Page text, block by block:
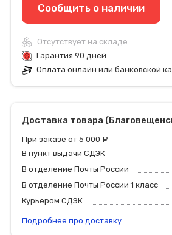
Сообщить o наличии
Отсутствует на складе
Гарантия 90 дней
Оплата онлайн или банковской
Доставка товара
При заказе от 5 000
В пункт выдачи СДЭК
В отделение Почты России
В отделение Почты России 1 класс
Курьером СДЭК
Подробнее про доставку